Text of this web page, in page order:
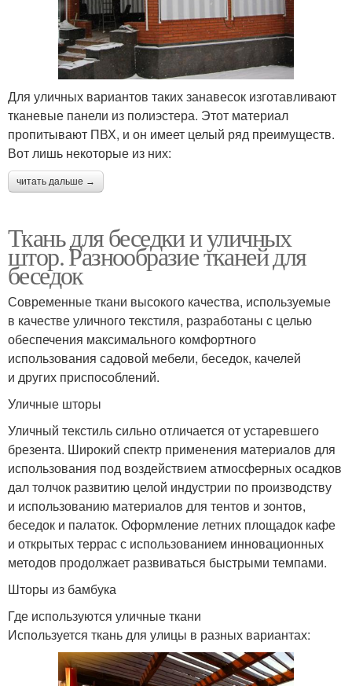
Для уличных вариантов таких занавесок изготавливают
тканевые панели из полиэстера. Этот материал
пропитывают ПВХ, и он имеет целый ряд преимуществ.
Вот лишь некоторые из них:
читать дальше →
Ткань для беседки и уличных
штор. Разнообразие тканей для
беседок
Современные ткани высокого качества, используемые
в качестве уличного текстиля, разработаны с целью
обеспечения максимального комфортного
использования садовой мебели, беседок, качелей
и других приспособлений.
Уличные шторы
Уличный текстиль сильно отличается от устаревшего
брезента. Широкий спектр применения материалов для
использования под воздействием атмосферных осадков
дал толчок развитию целой индустрии по производству
и использованию материалов для тентов и зонтов,
беседок и палаток. Оформление летних площадок кафе
и открытых террас с использованием инновационных
методов продолжает развиваться быстрыми темпами.
Шторы из бамбука
Где используются уличные ткани
Используется ткань для улицы в разных вариантах: